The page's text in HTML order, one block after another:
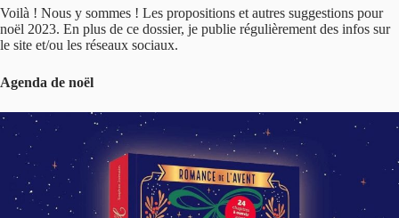
Voilà ! Nous y sommes ! Les propositions et autres suggestions pour
noël 2023. En plus de ce dossier, je publie régulièrement des infos sur
le site et/ou les réseaux sociaux.
Agenda de noël